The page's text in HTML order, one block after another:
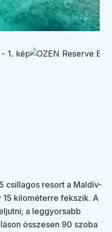
csillagos resort a Maldív-
kilométerre fekszik. A
a leggyorsabb
összesen 90 szoba